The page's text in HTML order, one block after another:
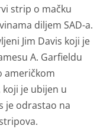
strip o mačku
diljem SAD-a.
Jim Davis koji je
A. Garfieldu
američkom
je ubijen u
je odrastao na